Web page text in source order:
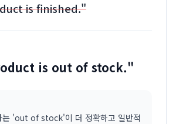
is finished."
is out of stock."
'out of stock'이 더 정확하고 일반적